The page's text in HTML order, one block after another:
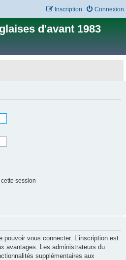
Connexion
Inscription
d'avant 1983
session
vous connecter. L’inscription est
avantages. Les administrateurs du
supplémentaires aux